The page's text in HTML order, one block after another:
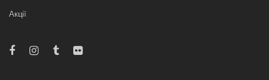
Акції